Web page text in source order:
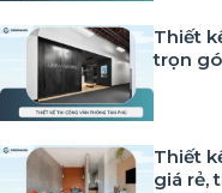
Thiết
trọn
Thiết
giá rẻ,